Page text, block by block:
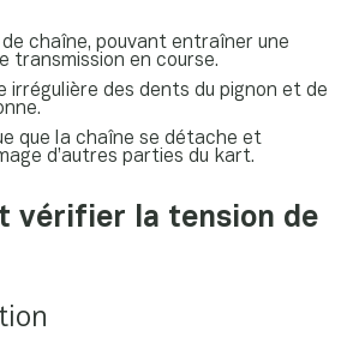
chaîne, pouvant entraîner une
transmission en course.
irrégulière des dents du pignon et de
que la chaîne se détache et
d’autres parties du kart.
vérifier la tension de